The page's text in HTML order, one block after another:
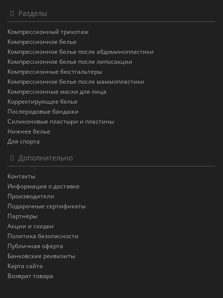
Разделы
Компрессионный трикотаж
Компрессионное белье
Компрессионное белье после абдоминопластики
Компрессионное белье после липосакции
Компрессионные бюстгальтеры
Компрессионное белье после маммопластики
Компрессионные маски для лица
Корректирующее белье
Послеродовые бандажи
Силиконовые пластыри и пластины
Нижнее белье
Для спорта
Дополнительно
Контакты
Информация о доставке
Производители
Подарочные сертификаты
Партнёры
Акции и скидки
Политика безопасности
Публичная оферта
Банковские реквизиты
Карта сайта
Возврат товара